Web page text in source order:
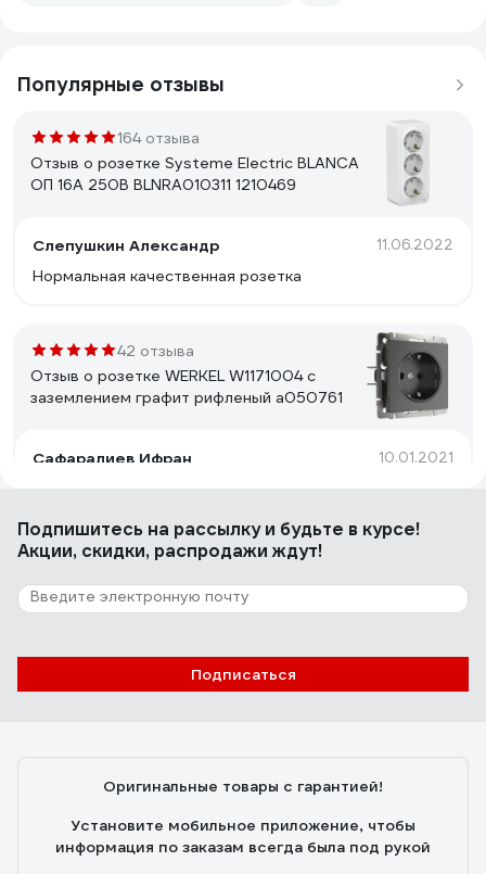
Популярные отзывы
164 отзыва
Отзыв о розетке Systeme Electric BLANCA
ОП 16А 250В BLNRA010311 1210469
Слепушкин Александр 11.06.2022
Нормальная качественная розетка
42 отзыва
Отзыв о розетке WERKEL W1171004 с
заземлением графит рифленый a050761
Сафаралиев Ифран 10.01.2021
Чётко
45 отзывов
Отзыв о розетке Legrand 2X2К без
шторок, белая 782231
Подпишитесь на рассылкуи будьте в курсе!
Акции, скидки, распродажи ждут!
Подписаться
Оригинальные товары с гарантией!
Установите мобильное приложение, чтобы
информация по заказам всегда была под рукой